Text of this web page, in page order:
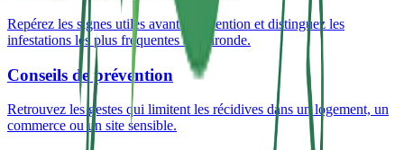
Repérez les signes utiles avant intervention et distinguez les
infestations les plus fréquentes en Gironde.
Conseils de prévention
Retrouvez les gestes qui limitent les récidives dans un logement, un
commerce ou un site sensible.